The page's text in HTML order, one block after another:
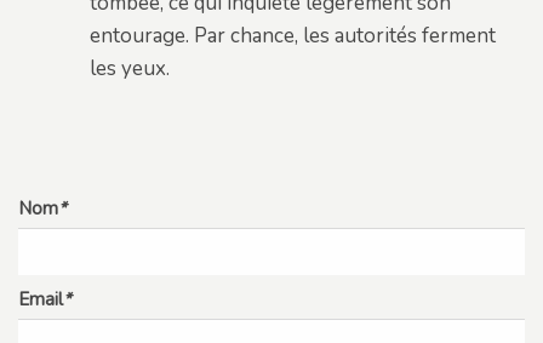
entourage. Par chance, les autorités ferment
les yeux.
Nom*
Email*